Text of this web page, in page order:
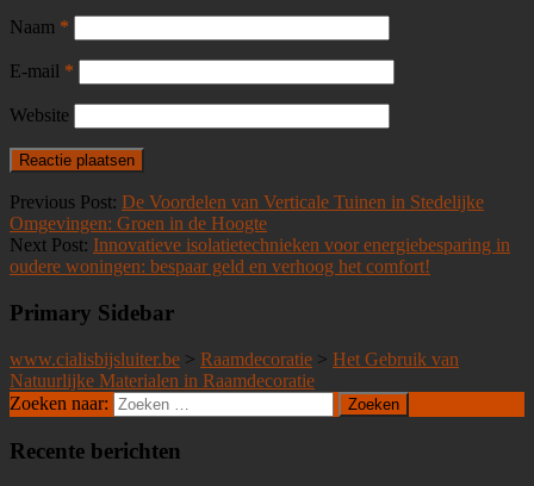
Naam *
E-mail *
Website
Previous Post: De Voordelen van Verticale Tuinen in Stedelijke
Omgevingen: Groen in de Hoogte
Next Post: Innovatieve isolatietechnieken voor energiebesparing in
oudere woningen: bespaar geld en verhoog het comfort!
Primary Sidebar
www.cialisbijsluiter.be > Raamdecoratie > Het Gebruik van
Natuurlijke Materialen in Raamdecoratie
Zoeken naar:
Recente berichten